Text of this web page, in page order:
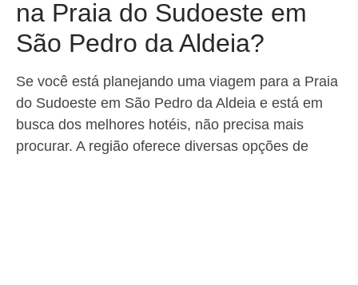
na Praia do Sudoeste em
São Pedro da Aldeia?
Se você está planejando uma viagem para a Praia
do Sudoeste em São Pedro da Aldeia e está em
busca dos melhores hotéis, não precisa mais
procurar. A região oferece diversas opções de